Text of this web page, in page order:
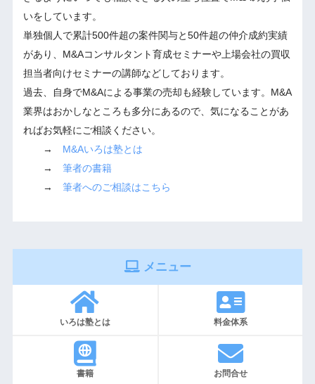
いをしています。
単独個人で累計500件超の案件関与と50件超の仲介成約実績
があり、M&Aコンサルタント育成セミナーや上場会社の買収
担当者向けセミナーの講師などしております。
過去、自身でM&Aによる事業の売却も経験しています。M&A
業界はおかしなところも多分にあるので、気になることがあ
ればお気軽にご相談ください。
→ M&Aいろは塾とは
→ 筆者の書籍
→ 筆者へのご相談はこちら
メニュー
いろは塾とは 料金体系
書籍 お問合せ